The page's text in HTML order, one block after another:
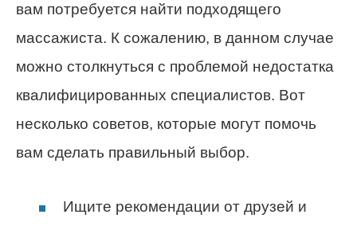
вам потребуется найти подходящего
массажиста. К сожалению, в данном случае
можно столкнуться с проблемой недостатка
квалифицированных специалистов. Вот
несколько советов, которые могут помочь
вам сделать правильный выбор.
Ищите рекомендации от друзей и